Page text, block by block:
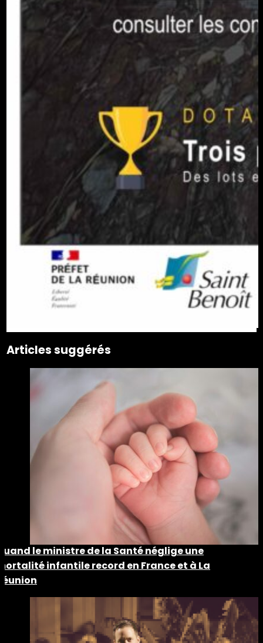
Articles suggérés
le ministre de la Santé néglige une
infantile record en France et à La